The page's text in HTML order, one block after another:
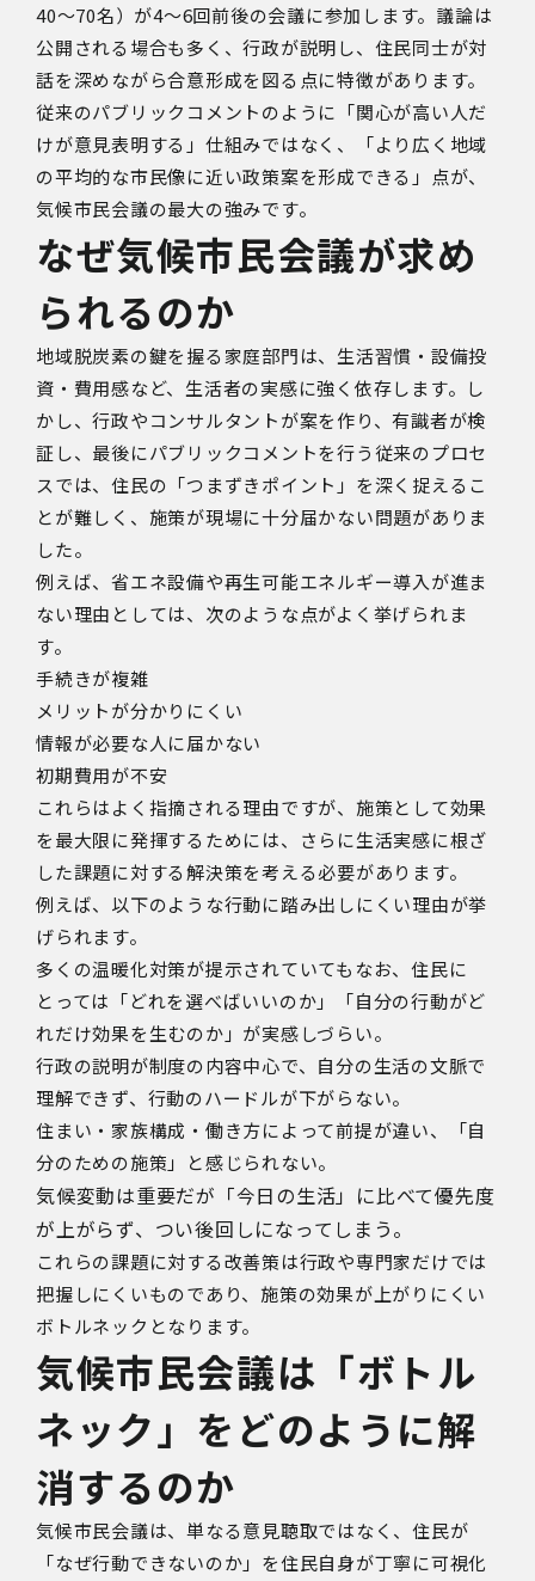
40〜70名）が4〜6回前後の会議に参加します。議論は
公開される場合も多く、行政が説明し、住民同士が対
話を深めながら合意形成を図る点に特徴があります。
従来のパブリックコメントのように「関心が高い人だ
けが意見表明する」仕組みではなく、「より広く地域
の平均的な市民像に近い政策案を形成できる」点が、
気候市民会議の最大の強みです。
なぜ気候市民会議が求め
られるのか
地域脱炭素の鍵を握る家庭部門は、生活習慣・設備投
資・費用感など、生活者の実感に強く依存します。し
かし、行政やコンサルタントが案を作り、有識者が検
証し、最後にパブリックコメントを行う従来のプロセ
スでは、住民の「つまずきポイント」を深く捉えるこ
とが難しく、施策が現場に十分届かない問題がありま
した。
例えば、省エネ設備や再生可能エネルギー導入が進ま
ない理由としては、次のような点がよく挙げられま
す。
手続きが複雑
メリットが分かりにくい
情報が必要な人に届かない
初期費用が不安
これらはよく指摘される理由ですが、施策として効果
を最大限に発揮するためには、さらに生活実感に根ざ
した課題に対する解決策を考える必要があります。
例えば、以下のような行動に踏み出しにくい理由が挙
げられます。
多くの温暖化対策が提示されていてもなお、住民に
とっては「どれを選べばいいのか」「自分の行動がど
れだけ効果を生むのか」が実感しづらい。
行政の説明が制度の内容中心で、自分の生活の文脈で
理解できず、行動のハードルが下がらない。
住まい・家族構成・働き方によって前提が違い、「自
分のための施策」と感じられない。
気候変動は重要だが「今日の生活」に比べて優先度
が上がらず、つい後回しになってしまう。
これらの課題に対する改善策は行政や専門家だけでは
把握しにくいものであり、施策の効果が上がりにくい
ボトルネックとなります。
気候市民会議は「ボトル
ネック」をどのように解
消するのか
気候市民会議は、単なる意見聴取ではなく、住民が
「なぜ行動できないのか」を住民自身が丁寧に可視化